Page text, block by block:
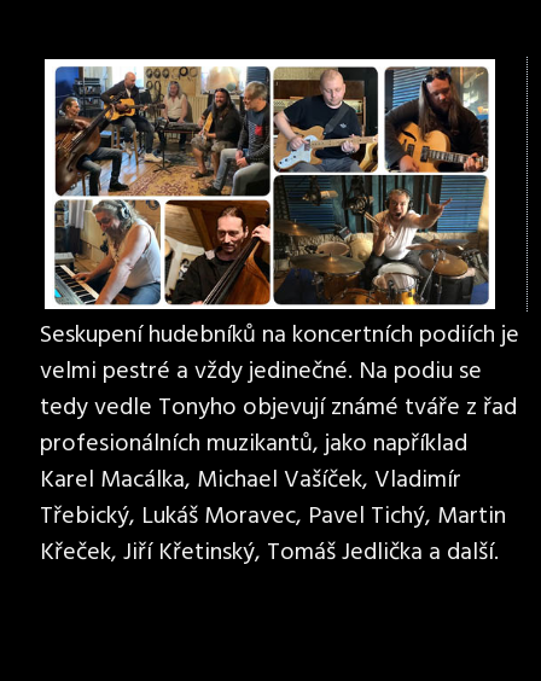
Seskupení hudebníků na koncertních podiích je
velmi pestré a vždy jedinečné. Na podiu se
tedy vedle Tonyho objevují známé tváře z řad
profesionálních muzikantů, jako například
Karel Macálka, Michael Vašíček, Vladimír
Třebický, Lukáš Moravec, Pavel Tichý, Martin
Křeček, Jiří Křetinský, Tomáš Jedlička a další.